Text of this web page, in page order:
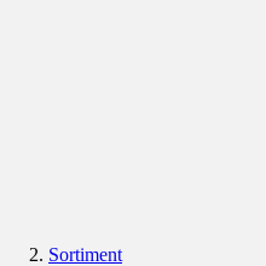
Sortiment